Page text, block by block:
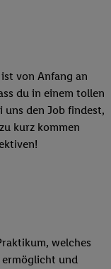
von Anfang an
du in einem tollen
uns den Job findest,
kurz kommen
welches
ermöglicht und